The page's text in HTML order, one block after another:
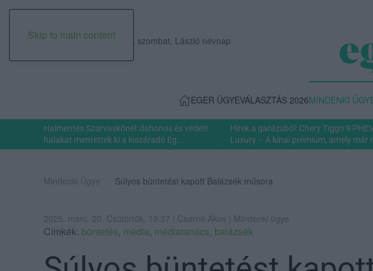
Skip to main content
2026. augusztus 08., szombat, László névnap
EGER ÜGYEVÁLASZTÁS 2026MINDENKI
Halmentés Szarvaskőnél: őshonos és védett
halakat mentettek ki a kiszáradó Eg...
Hírek a garázsból: Chery Tiggo 9
Luxury – A kínai prémium, amely már
Mindenki Ügye Súlyos büntetést kapott Balázsék műsora
2025. márc. 20. Csütörtök, 13:37 | Csarnó Ákos | Mindenki ügye
Címkék: büntetés, média, médiatanács, balázsék